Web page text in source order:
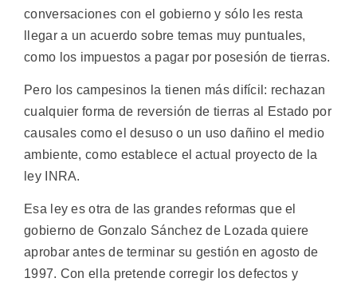
conversaciones con el gobierno y sólo les resta
llegar a un acuerdo sobre temas muy puntuales,
como los impuestos a pagar por posesión de tierras.
Pero los campesinos la tienen más difícil: rechazan
cualquier forma de reversión de tierras al Estado por
causales como el desuso o un uso dañino el medio
ambiente, como establece el actual proyecto de la
ley INRA.
Esa ley es otra de las grandes reformas que el
gobierno de Gonzalo Sánchez de Lozada quiere
aprobar antes de terminar su gestión en agosto de
1997. Con ella pretende corregir los defectos y